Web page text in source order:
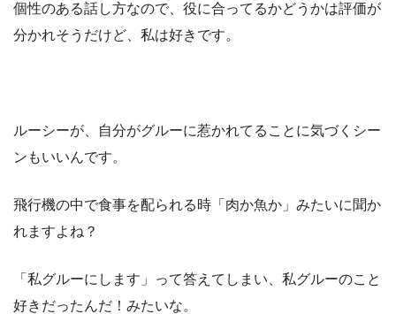
個性のある話し方なので、役に合ってるかどうかは評価が
分かれそうだけど、私は好きです。
ルーシーが、自分がグルーに惹かれてることに気づくシー
ンもいいんです。
飛行機の中で食事を配られる時「肉か魚か」みたいに聞か
れますよね？
「私グルーにします」って答えてしまい、私グルーのこと
好きだったんだ！みたいな。